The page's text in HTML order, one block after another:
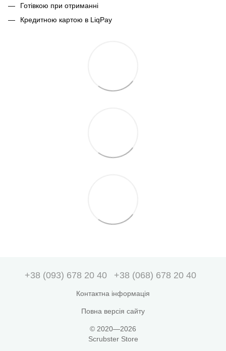
Готівкою при отриманні
Кредитною картою в LiqPay
+38 (093) 678 20 40 +38 (068) 678 20 40
Контактна інформація
Повна версія сайту
© 2020—2026
Scrubster Store